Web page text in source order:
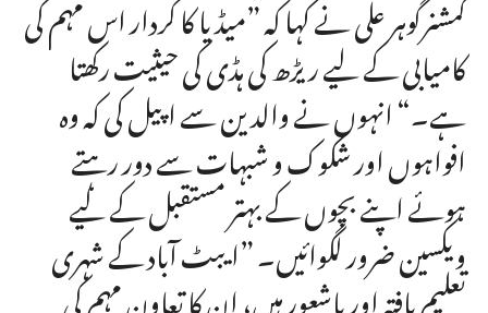
کمشنرگوہر علی نے کہا کہ ”میڈیا کا کردار اس مہم کی
کامیابی کے لیے ریڑھ کی ہڈی کی حیثیت رکھتا
ہے۔“ انہوں نے والدین سے اپیل کی کہ وہ
افواہوں اور شکوک و شبہات سے دور رہتے
ہوئے اپنے بچوں کے بہتر مستقبل کے لیے
ویکسین ضرور لگوائیں۔ ”ایبٹ آباد کے شہری
تعلیم یافتہ اور باشعور ہیں، ان کا تعاون مہم کی